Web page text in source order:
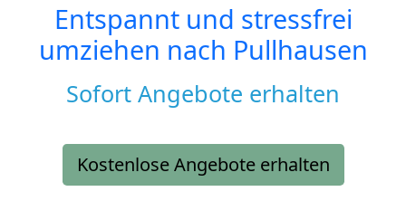
Entspannt und stressfrei
umziehen nach Pullhausen
Sofort Angebote erhalten
Kostenlose Angebote erhalten